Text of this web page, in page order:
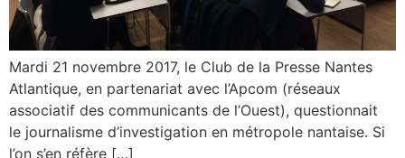
Mardi 21 novembre 2017, le Club de la Presse Nantes
Atlantique, en partenariat avec l’Apcom (réseaux
associatif des communicants de l’Ouest), questionnait
le journalisme d’investigation en métropole nantaise. Si
l’on s’en réfère […]